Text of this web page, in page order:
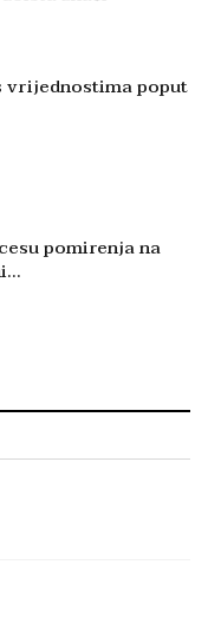
vrijednostima poput
pomirenja na